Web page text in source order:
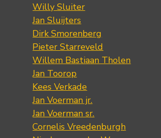
Willy Sluiter
Jan Sluijters
Dirk Smorenberg
Pieter Starreveld
Willem Bastiaan Tholen
Jan Toorop
Kees Verkade
Jan Voerman jr.
Jan Voerman sr.
Cornelis Vreedenburgh